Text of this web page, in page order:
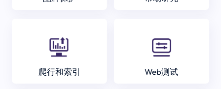
爬行和索引 Web测试